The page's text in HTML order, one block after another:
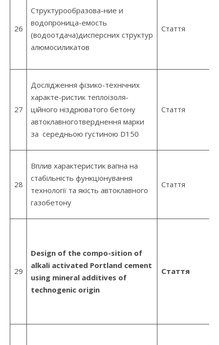
26
Структурообразова-ние и
водопроница-емость
(водоотдача)дисперсних структур
алюмосиликатов
Стаття
27
Дослідження фізико-технічних
характе-ристик теплоізоля-
ційного ніздрюватого бетону
автоклавноготверднення марки
за середньою густиною D150
Стаття
28
Вплив характеристик вапна на
стабільність функціонування
технології та якість автоклавного
газобетону
Стаття
29
Design of the compo-sition of
alkali activated Portland cement
using mineral additives of
technogenic origin
Стаття